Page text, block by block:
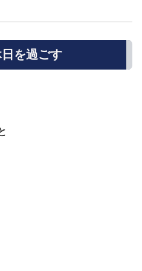
を過ごす